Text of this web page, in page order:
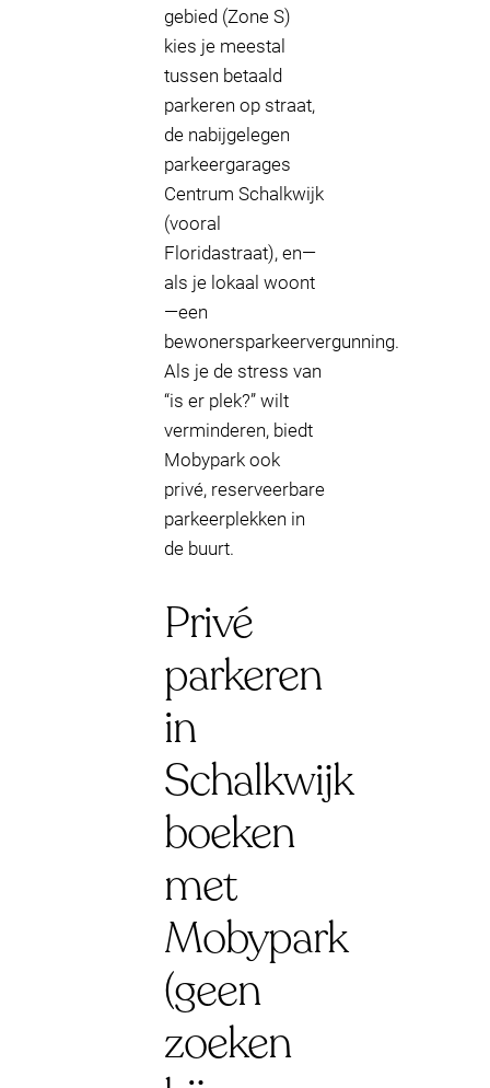
gebied (Zone S)
kies je meestal
tussen betaald
parkeren op straat,
de nabijgelegen
parkeergarages
Centrum Schalkwijk
(vooral
Floridastraat), en—
als je lokaal woont
—een
bewonersparkeervergunning.
Als je de stress van
“is er plek?” wilt
verminderen, biedt
Mobypark ook
privé, reserveerbare
parkeerplekken in
de buurt.
Privé
parkeren
in
Schalkwijk
boeken
met
Mobypark
(geen
zoeken